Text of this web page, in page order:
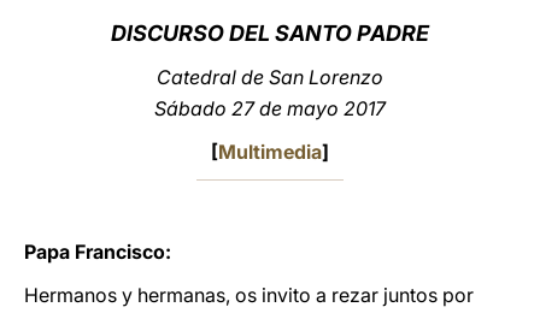
DISCURSO DEL SANTO PADRE
Catedral de San Lorenzo
Sábado 27 de mayo 2017
[Multimedia]
Papa Francisco:
Hermanos y hermanas, os invito a rezar juntos por